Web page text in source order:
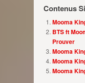
Contenus
Mooma
BTS ft
Prouver
Mooma
Mooma
Mooma